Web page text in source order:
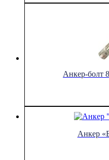
Анкер-болт
Анкер